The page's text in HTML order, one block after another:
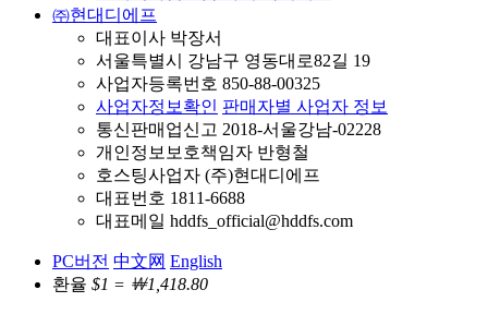
㈜현대디에프
대표이사 박장서
서울특별시 강남구 영동대로82길 19
사업자등록번호 850-88-00325
사업자정보확인 판매자별 사업자 정보
통신판매업신고 2018-서울강남-02228
개인정보보호책임자 반형철
호스팅사업자 (주)현대디에프
대표번호 1811-6688
대표메일 hddfs_official@hddfs.com
PC버전 中文网 English
환율 $1 = ￦1,418.80